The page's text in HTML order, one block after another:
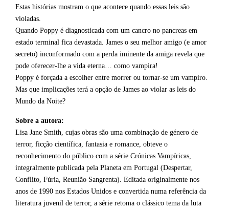
Estas histórias mostram o que acontece quando essas leis são
violadas.
Quando Poppy é diagnosticada com um cancro no pancreas em
estado terminal fica devastada. James o seu melhor amigo (e amor
secreto) inconformado com a perda iminente da amiga revela que
pode oferecer-lhe a vida eterna… como vampira!
Poppy é forçada a escolher entre morrer ou tornar-se um vampiro.
Mas que implicações terá a opção de James ao violar as leis do
Mundo da Noite?
Sobre a autora:
Lisa Jane Smith, cujas obras são uma combinação de género de
terror, ficção científica, fantasia e romance, obteve o
reconhecimento do público com a série Crónicas Vampíricas,
integralmente publicada pela Planeta em Portugal (Despertar,
Conflito, Fúria, Reunião Sangrenta). Editada originalmente nos
anos de 1990 nos Estados Unidos e convertida numa referência da
literatura juvenil de terror, a série retoma o clássico tema da luta